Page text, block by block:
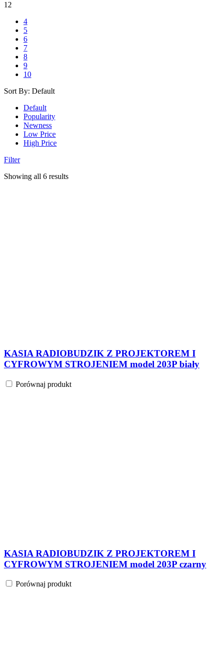
12
4
5
6
7
8
9
10
Sort By: Default
Default
Popularity
Newness
Low Price
High Price
Filter
Showing all 6 results
KASIA RADIOBUDZIK Z PROJEKTOREM I
CYFROWYM STROJENIEM model 203P biały
Porównaj produkt
KASIA RADIOBUDZIK Z PROJEKTOREM I
CYFROWYM STROJENIEM model 203P czarny
Porównaj produkt